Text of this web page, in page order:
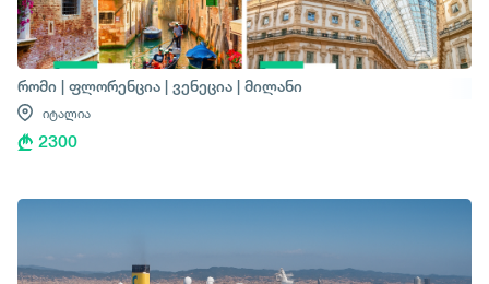
რომი | ფლორენცია | ვენეცია | მილანი
იტალია
2300